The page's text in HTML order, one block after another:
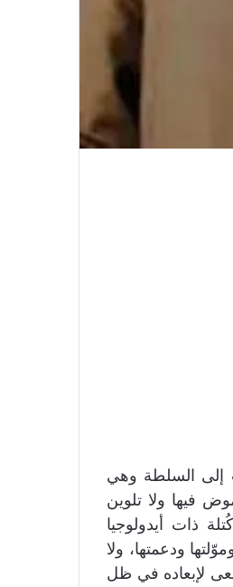
إلى السلطة وهي
فيها ولا تلوين
ذات أيدولوجيا
ودعمتها، ولا
لإبعاده في ظل